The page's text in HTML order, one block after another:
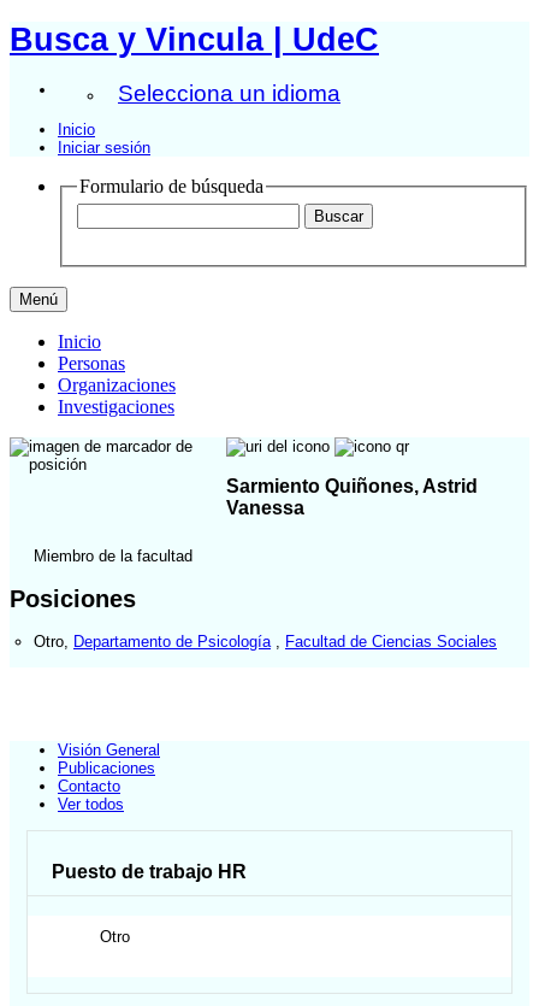
Busca y Vincula | UdeC
Selecciona un idioma
Inicio
Iniciar sesión
Formulario de búsqueda
Menú
Inicio
Personas
Organizaciones
Investigaciones
Sarmiento Quiñones, Astrid
Vanessa
Miembro de la facultad
Posiciones
Otro Departamento de Psicología Facultad de Ciencias Sociales
Visión General
Publicaciones
Contacto
Ver todos
Puesto de trabajo HR
Otro